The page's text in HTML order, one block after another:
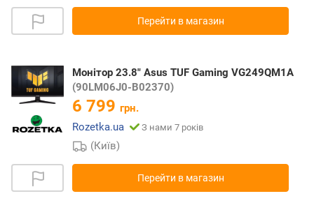
Перейти в магазин
Монітор 23.8" Asus TUF Gaming VG249QM1A
(90LM06J0-B02370)
6 799 грн.
Rozetka.ua
З нами 7 років
(Київ)
Перейти в магазин